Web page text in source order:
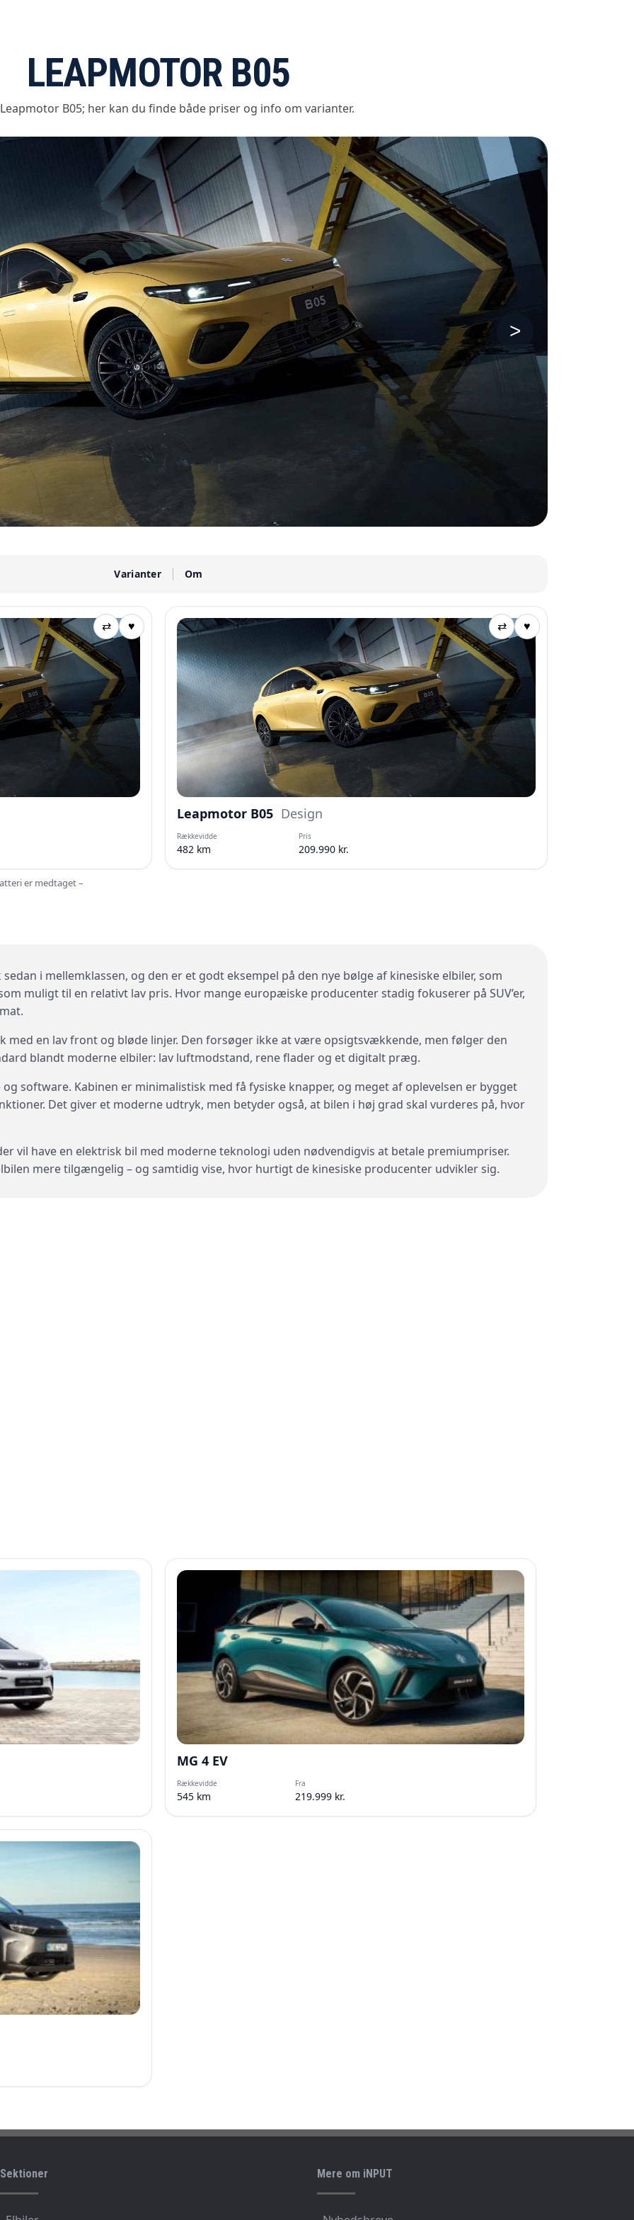
LEAPMOTOR B05
B05; her kan du finde både priser og info om varianter.
>
Varianter Om
⇄ ♥
Leapmotor B05 Design
Rækkevidde
482 km
Pris
209.990 kr.
⇄ ♥
er medtaget –
i mellemklassen, og den er et godt eksempel på den nye bølge af kinesiske elbiler, som
muligt til en relativt lav pris. Hvor mange europæiske producenter stadig fokuserer på SUV’er,
med en lav front og bløde linjer. Den forsøger ikke at være opsigtsvækkende, men følger den
blandt moderne elbiler: lav luftmodstand, rene flader og et digitalt præg.
software. Kabinen er minimalistisk med få fysiske knapper, og meget af oplevelsen er bygget
Det giver et moderne udtryk, men betyder også, at bilen i høj grad skal vurderes på, hvor
vil have en elektrisk bil med moderne teknologi uden nødvendigvis at betale premiumpriser.
mere tilgængelig – og samtidig vise, hvor hurtigt de kinesiske producenter udvikler sig.
MG 4 EV
Rækkevidde
545 km
Fra
219.999 kr.
Sektioner Mere om iNPUT